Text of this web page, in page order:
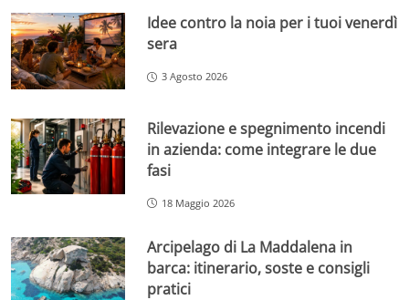
Idee contro la noia per i tuoi venerdì
sera
3 Agosto 2026
Rilevazione e spegnimento incendi
in azienda: come integrare le due
fasi
18 Maggio 2026
Arcipelago di La Maddalena in
barca: itinerario, soste e consigli
pratici